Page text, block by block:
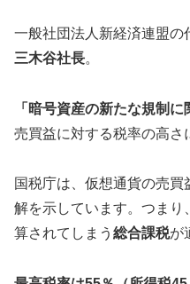
一般社団法人新経済連盟の
三木谷社長。
「暗号資産の新たな規制に
売買益に対する税率の高さ
国税庁は、仮想通貨の売買
解を示しています。つま
算されてしまう 総合課税が